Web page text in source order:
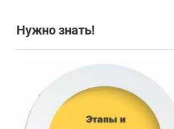
Нужно знать!